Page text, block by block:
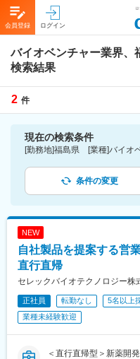
会員登録 ログイン
バイオベンチャー業界、
検索結果
2 件
現在の検索条件
条件の変更
NEW
自社製品を提案する営
直行直帰
セレックバイオテクノロジー株
正社員 転勤なし 5名以上
業種未経験歓迎
＜直行直帰型＞新薬開